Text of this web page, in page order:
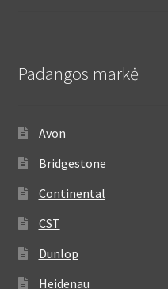
Padangos markė
Avon
Bridgestone
Continental
CST
Dunlop
Heidenau